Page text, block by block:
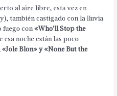
al aire libre, esta vez en
también castigado con la lluvia
fuego con«Who’ll Stop the
noche están las poco
Blon» y «None But the